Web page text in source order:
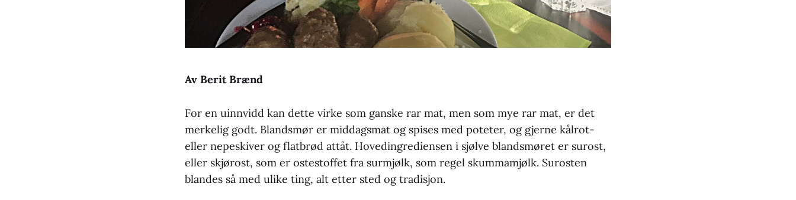
Av Berit Brænd
For en uinnvidd kan dette virke som ganske rar mat, men som mye rar mat, er det
merkelig godt. Blandsmør er middagsmat og spises med poteter, og gjerne kålrot-
eller nepeskiver og flatbrød attåt. Hovedingrediensen i sjølve blandsmøret er surost,
eller skjørost, som er ostestoffet fra surmjølk, som regel skummamjølk. Surosten
blandes så med ulike ting, alt etter sted og tradisjon.